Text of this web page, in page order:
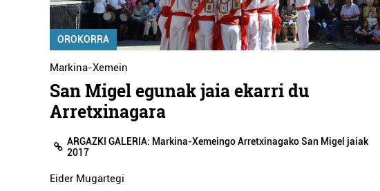
OROKORRA
Markina-Xemein
San Migel egunak jaia ekarri du
Arretxinagara
ARGAZKI GALERIA: Markina-Xemeingo Arretxinagako San Migel jaiak
2017
Eider Mugartegi